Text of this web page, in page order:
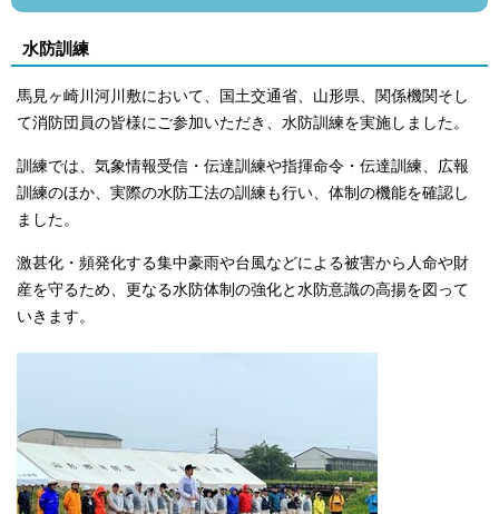
水防訓練
馬見ヶ崎川河川敷において、国土交通省、山形県、関係機関そし
て消防団員の皆様にご参加いただき、水防訓練を実施しました。
訓練では、気象情報受信・伝達訓練や指揮命令・伝達訓練、広報
訓練のほか、実際の水防工法の訓練も行い、体制の機能を確認し
ました。
激甚化・頻発化する集中豪雨や台風などによる被害から人命や財
産を守るため、更なる水防体制の強化と水防意識の高揚を図って
いきます。